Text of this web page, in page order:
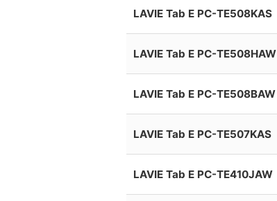
LAVIE Tab E PC-TE508KAS
LAVIE Tab E PC-TE508HAW
LAVIE Tab E PC-TE508BAW
LAVIE Tab E PC-TE507KAS
LAVIE Tab E PC-TE410JAW